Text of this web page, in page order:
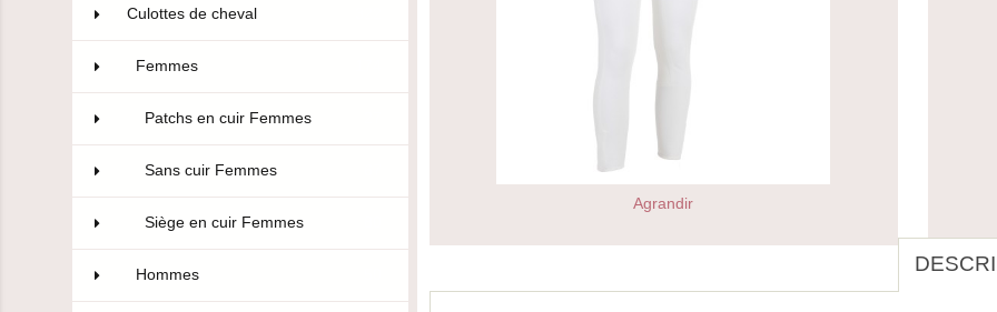
Culottes de cheval
Femmes
Patchs en cuir Femmes
Sans cuir Femmes
Siège en cuir Femmes
Hommes
Agrandir